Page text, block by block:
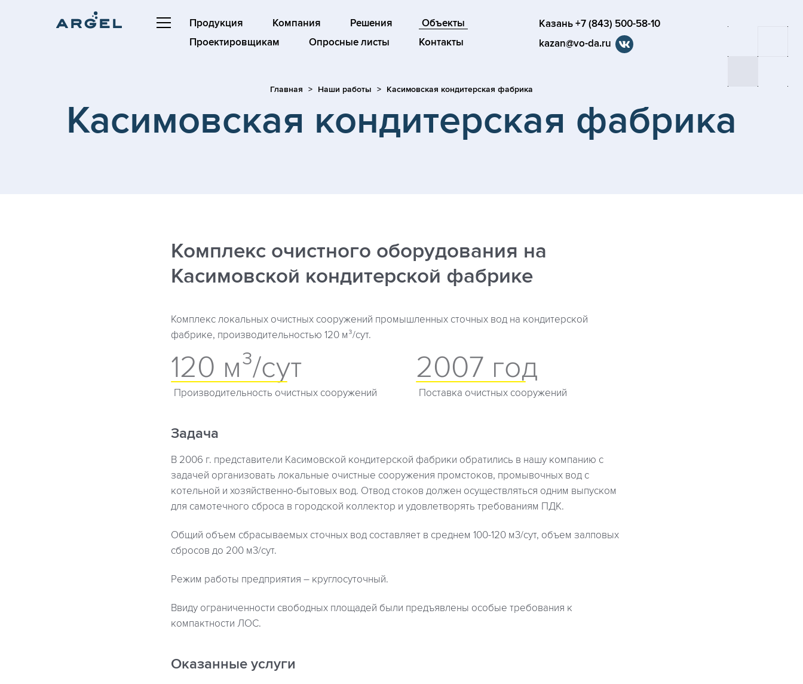
Продукция Компания Решения
Объекты
Проектировщикам
Опросные листы Контакты
Казань +7 (843) 500-58-10
kazan@vo-da.ru
Главная Наши работы Касимовская кондитерская фабрика
Касимовская кондитерская фабрика
Комплекс очистного оборудования на
Касимовской кондитерской фабрике
Комплекс локальных очистных сооружений промышленных сточных вод на кондитерской
фабрике, производительностью 120 м³/сут.
120 м³/сут
Производительность очистных сооружений
2007 год
Поставка очистных сооружений
Задача
В 2006 г. представители Касимовской кондитерской фабрики обратились в нашу компанию с
задачей организовать локальные очистные сооружения промстоков, промывочных вод с
котельной и хозяйственно-бытовых вод. Отвод стоков должен осуществляться одним выпуском
для самотечного сброса в городской коллектор и удовлетворять требованиям ПДК.
Общий объем сбрасываемых сточных вод составляет в среднем 100-120 м3/сут, объем залповых
сбросов до 200 м3/сут.
Режим работы предприятия – круглосуточный.
Ввиду ограниченности свободных площадей были предъявлены особые требования к
компактности ЛОС.
Оказанные услуги